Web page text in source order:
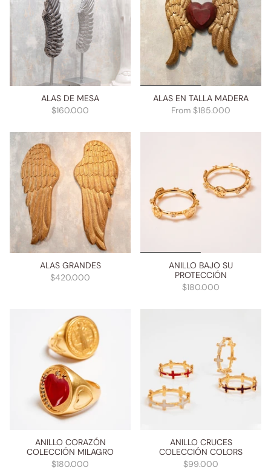
ALAS DE MESA
$160.000
ALAS EN TALLA MADERA
From $185.000
ALAS GRANDES
$420.000
ANILLO BAJO SU
PROTECCIÓN
$180.000
ANILLO CORAZÓN
COLECCIÓN MILAGRO
$180.000
ANILLO CRUCES
COLECCIÓN COLORS
$99.000